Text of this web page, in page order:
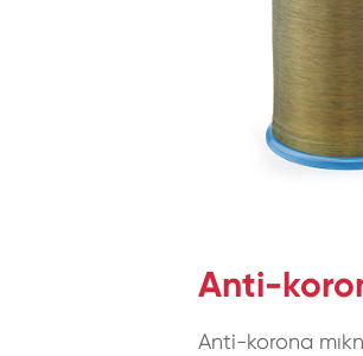
Anti-
Anti-korona